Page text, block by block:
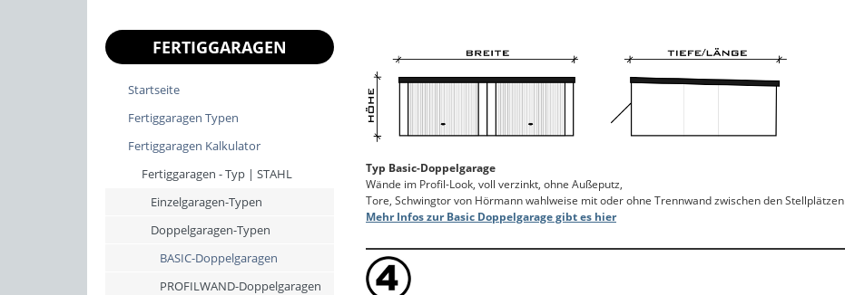
FERTIGGARAGEN
Startseite
Fertiggaragen Typen
Fertiggaragen Kalkulator
Fertiggaragen - Typ | STAHL
Einzelgaragen-Typen
Doppelgaragen-Typen
BASIC-Doppelgaragen
PROFILWAND-Doppelgaragen
Typ Basic-Doppelgarage
Wände im Profil-Look, voll verzinkt, ohne Außeputz,
Tore, Schwingtor von Hörmann wahlweise mit oder ohne Trennwand zwischen den Stellplätzen
Mehr Infos zur Basic Doppelgarage gibt es hier